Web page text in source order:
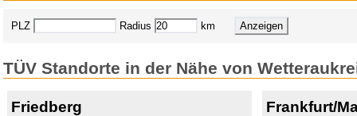
PLZ Radius km
TÜV Standorte in der Nähe von
Friedberg
Frankfurt/